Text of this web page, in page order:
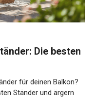
Die besten
für deinen Balkon?
Ständer und ärgern